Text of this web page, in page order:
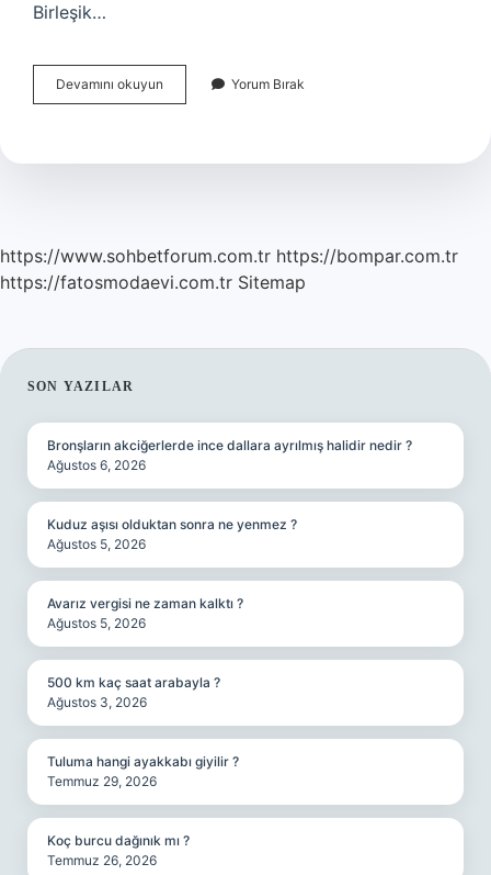
Birleşik…
Devamını okuyun Amerikada
En
Irk
Yorum Bırak
https://www.sohbetforum.com.tr https://bompar.com.tr
https://fatosmodaevi.com.tr Sitemap
SIDEBAR
SON YAZILAR
Bronşların akciğerlerde ince dallara ayrılmış halidir nedir ?
Ağustos 6, 2026
Kuduz aşısı olduktan sonra ne yenmez ?
Ağustos 5, 2026
Avarız vergisi ne zaman kalktı ?
Ağustos 5, 2026
500 km kaç saat arabayla ?
Ağustos 3, 2026
Tuluma hangi ayakkabı giyilir ?
Temmuz 29, 2026
Koç burcu dağınık mı ?
Temmuz 26, 2026